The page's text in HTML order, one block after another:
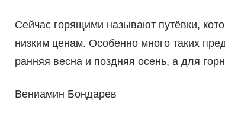
Сейчас горящими называют путёвки,
низким ценам. Особенно много таких
ранняя весна и поздняя осень, а для
Вениамин Бондарев